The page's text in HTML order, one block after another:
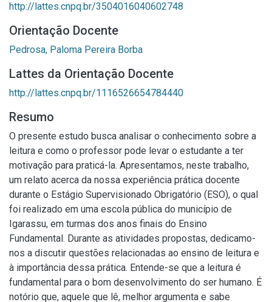
http://lattes.cnpq.br/3504016040602748
Orientação Docente
Pedrosa, Paloma Pereira Borba
Lattes da Orientação Docente
http://lattes.cnpq.br/1116526654784440
Resumo
O presente estudo busca analisar o conhecimento sobre a
leitura e como o professor pode levar o estudante a ter
motivação para praticá-la. Apresentamos, neste trabalho,
um relato acerca da nossa experiência prática docente
durante o Estágio Supervisionado Obrigatório (ESO), o qual
foi realizado em uma escola pública do município de
Igarassu, em turmas dos anos finais do Ensino
Fundamental. Durante as atividades propostas, dedicamo-
nos a discutir questões relacionadas ao ensino de leitura e
à importância dessa prática. Entende-se que a leitura é
fundamental para o bom desenvolvimento do ser humano. É
notório que, aquele que lê, melhor argumenta e sabe